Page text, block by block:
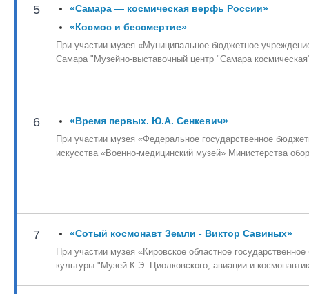
5
«Самара — космическая верфь России»
«Космос и бессмертие»
При участии музея «Муниципальное бюджетное
Самара "Музейно-выставочный центр "Самара
6 «Время первых. Ю.А. Сенкевич»
При участии музея «Федеральное государственное
искусства «Военно-медицинский музей» Министерства
7 «Сотый космонавт Земли - Виктор Савиных»
При участии музея «Кировское областное
культуры "Музей К.Э. Циолковского, авиации и